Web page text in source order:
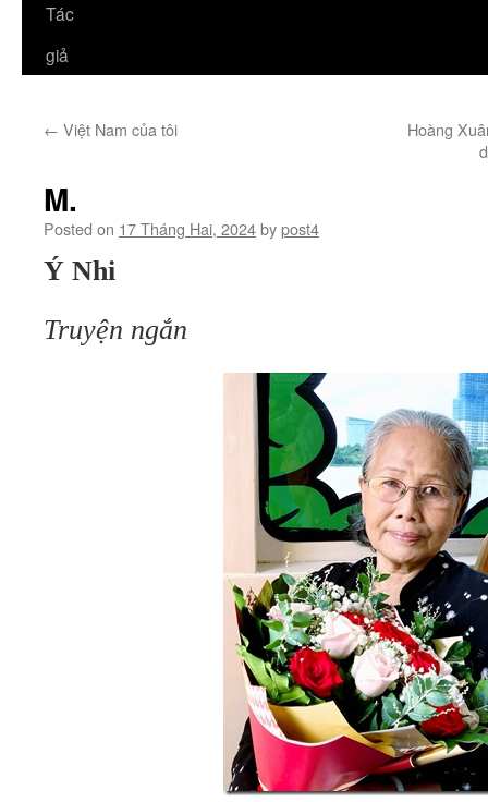
Tác
giả
← Việt Nam của tôi
Hoàng
M.
Posted on 17 Tháng Hai, 2024bypost4
Ý Nhi
Truyện ngắn